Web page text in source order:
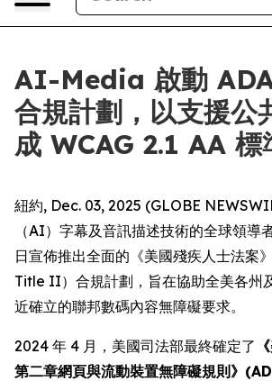
AI-Media 啟動
合規計劃，以支援公
成 WCAG 2.1 AA 標
紐約, Dec. 03, 2025 (GLOBE
（AI）字幕及音訊描述技術的全球領
日宣佈推出全面的《美國殘疾人士法案
Title II）合規計劃，旨在協助全美各州
近確立的聯邦數碼內容無障礙要求。
2024 年 4 月，美國司法部最終確定了
第二章網頁與流動裝置無障礙規則》